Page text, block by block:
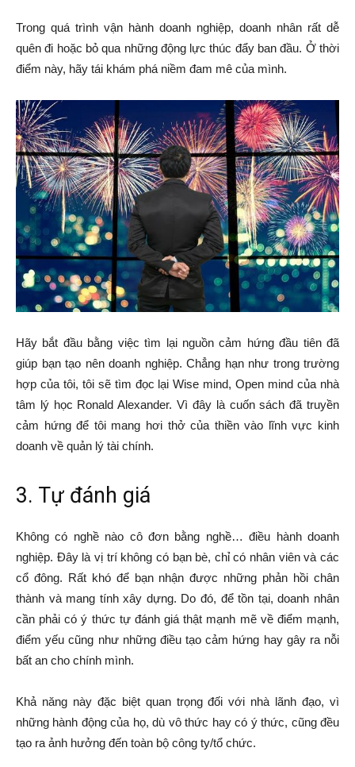
Trong quá trình vận hành doanh nghiệp, doanh nhân rất dễ
quên đi hoặc bỏ qua những động lực thúc đẩy ban đầu. Ở thời
điểm này, hãy tái khám phá niềm đam mê của mình.
Hãy bắt đầu bằng việc tìm lại nguồn cảm hứng đầu tiên đã
giúp bạn tạo nên doanh nghiệp. Chẳng hạn như trong trường
hợp của tôi, tôi sẽ tìm đọc lại Wise mind, Open mind của nhà
tâm lý học Ronald Alexander. Vì đây là cuốn sách đã truyền
cảm hứng để tôi mang hơi thở của thiền vào lĩnh vực kinh
doanh về quản lý tài chính.
3. Tự đánh giá
Không có nghề nào cô đơn bằng nghề… điều hành doanh
nghiệp. Đây là vị trí không có bạn bè, chỉ có nhân viên và các
cổ đông. Rất khó để bạn nhận được những phản hồi chân
thành và mang tính xây dựng. Do đó, để tồn tại, doanh nhân
cần phải có ý thức tự đánh giá thật mạnh mẽ về điểm mạnh,
điểm yếu cũng như những điều tạo cảm hứng hay gây ra nỗi
bất an cho chính mình.
Khả năng này đặc biệt quan trọng đối với nhà lãnh đạo, vì
những hành động của họ, dù vô thức hay có ý thức, cũng đều
tạo ra ảnh hưởng đến toàn bộ công ty/tổ chức.